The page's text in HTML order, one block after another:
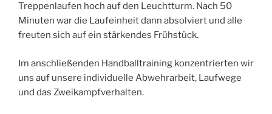
Treppenlaufen hoch auf den Leuchtturm. Nach 50
Minuten war die Laufeinheit dann absolviert und alle
freuten sich auf ein stärkendes Frühstück.
Im anschließenden Handballtraining konzentrierten wir
uns auf unsere individuelle Abwehrarbeit, Laufwege
und das Zweikampfverhalten.